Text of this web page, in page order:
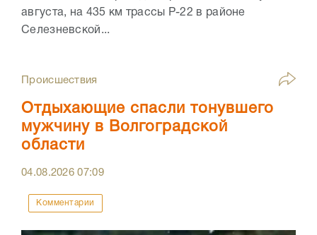
августа, на 435 км трассы Р-22 в районе
Селезневской...
Происшествия
Отдыхающие спасли тонувшего
мужчину в Волгоградской
области
04.08.202607:09
Комментарии